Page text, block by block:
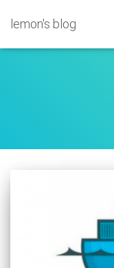
lemon's blog